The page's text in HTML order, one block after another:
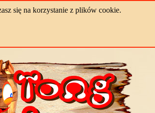
się na korzystanie z plików cookie.